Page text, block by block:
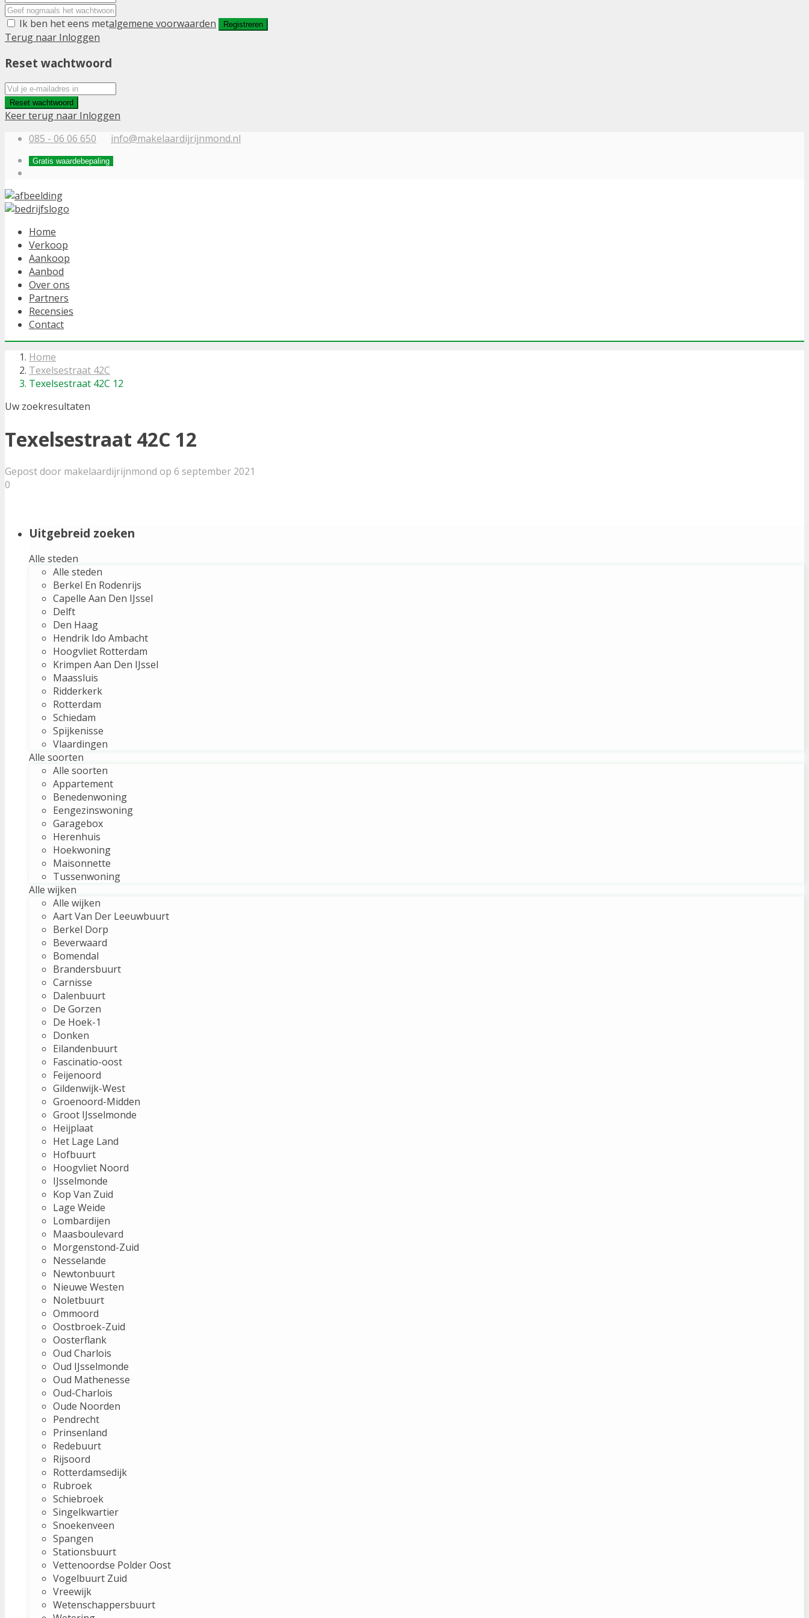
Ik ben het eens metalgemene voorwaarden Registreren
Terug naar Inloggen
Reset wachtwoord
Reset wachtwoord
Keer terug naar Inloggen
085 - 06 06 650
info@makelaardijrijnmond.nl
Gratis waardebepaling
Home
Verkoop
Aankoop
Aanbod
Over ons
Partners
Recensies
Contact
Home
Texelsestraat 42C
Texelsestraat 42C 12
Uw zoekresultaten
Texelsestraat 42C 12
Gepost door makelaardijrijnmond op 6 september 2021
0
Uitgebreid zoeken
Alle steden
Alle steden
Berkel En Rodenrijs
Capelle Aan Den IJssel
Delft
Den Haag
Hendrik Ido Ambacht
Hoogvliet Rotterdam
Krimpen Aan Den IJssel
Maassluis
Ridderkerk
Rotterdam
Schiedam
Spijkenisse
Vlaardingen
Alle soorten
Alle soorten
Appartement
Benedenwoning
Eengezinswoning
Garagebox
Herenhuis
Hoekwoning
Maisonnette
Tussenwoning
Alle wijken
Alle wijken
Aart Van Der Leeuwbuurt
Berkel Dorp
Beverwaard
Bomendal
Brandersbuurt
Carnisse
Dalenbuurt
De Gorzen
De Hoek-1
Donken
Eilandenbuurt
Fascinatio-oost
Feijenoord
Gildenwijk-West
Groenoord-Midden
Groot IJsselmonde
Heijplaat
Het Lage Land
Hofbuurt
Hoogvliet Noord
IJsselmonde
Kop Van Zuid
Lage Weide
Lombardijen
Maasboulevard
Morgenstond-Zuid
Nesselande
Newtonbuurt
Nieuwe Westen
Noletbuurt
Ommoord
Oostbroek-Zuid
Oosterflank
Oud Charlois
Oud IJsselmonde
Oud Mathenesse
Oud-Charlois
Oude Noorden
Pendrecht
Prinsenland
Redebuurt
Rijsoord
Rotterdamsedijk
Rubroek
Schiebroek
Singelkwartier
Snoekenveen
Spangen
Stationsbuurt
Vettenoordse Polder Oost
Vogelbuurt Zuid
Vreewijk
Wetenschappersbuurt